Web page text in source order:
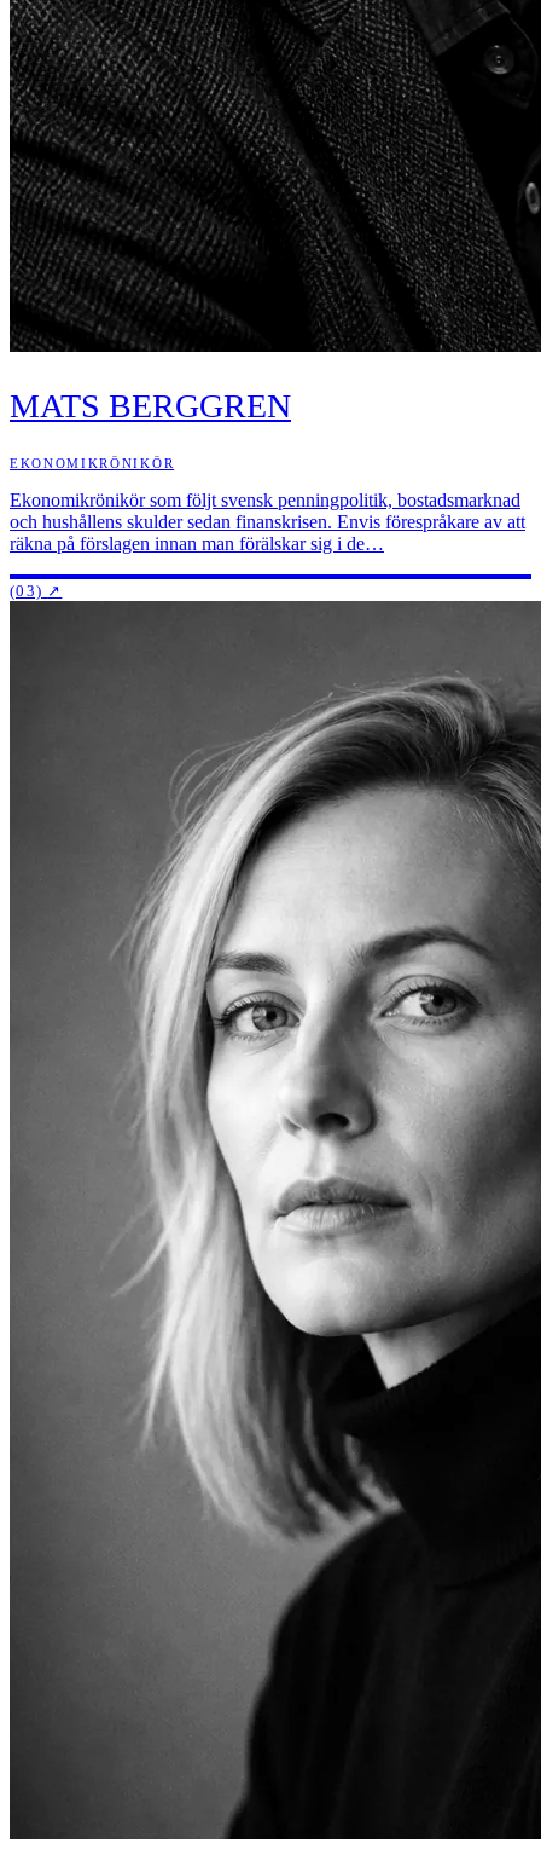
MATS BERGGREN
EKONOMIKRÖNIKÖR
Ekonomikrönikör som följt svensk penningpolitik, bostadsmarknad
och hushållens skulder sedan finanskrisen. Envis förespråkare av att
räkna på förslagen innan man förälskar sig i de…
(03) ↗